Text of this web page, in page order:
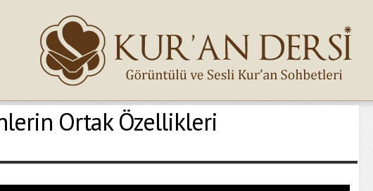
Ortak Özellikleri